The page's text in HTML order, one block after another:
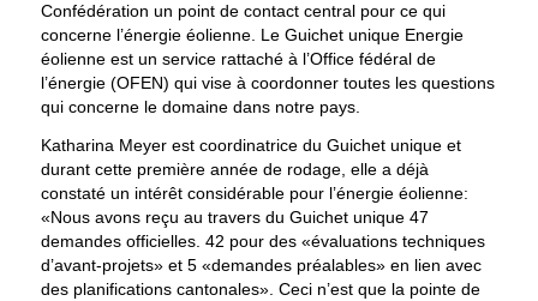
Confédération un point de contact central pour ce qui
concerne l’énergie éolienne. Le Guichet unique Energie
éolienne est un service rattaché à l’Office fédéral de
l’énergie (OFEN) qui vise à coordonner toutes les questions
qui concerne le domaine dans notre pays.
Katharina Meyer est coordinatrice du Guichet unique et
durant cette première année de rodage, elle a déjà
constaté un intérêt considérable pour l’énergie éolienne:
«Nous avons reçu au travers du Guichet unique 47
demandes officielles. 42 pour des «évaluations techniques
d’avant-projets» et 5 «demandes préalables» en lien avec
des planifications cantonales». Ceci n’est que la pointe de